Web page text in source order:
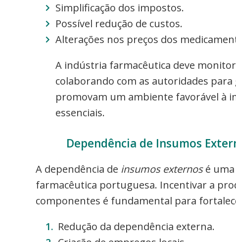
Simplificação dos impostos.
Possível redução de custos.
Alterações nos preços dos
A indústria farmacêutica deve
colaborando com as autoridades
promovam um ambiente favorável à
essenciais.
Dependência de Insumos
A dependência de insumos externosé uma
farmacêutica portuguesa. Incentivar a
componentes é fundamental para
Redução da dependência externa.